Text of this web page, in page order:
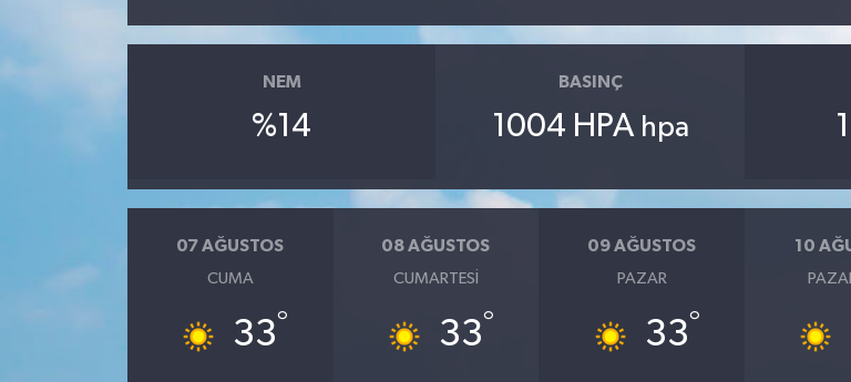
NEM
%14
BASINÇ
1004 HPA hpa
07 AĞUSTOS
CUMA
33°
08 AĞUSTOS
CUMARTESI
33°
09 AĞUSTOS
PAZAR
33°
10